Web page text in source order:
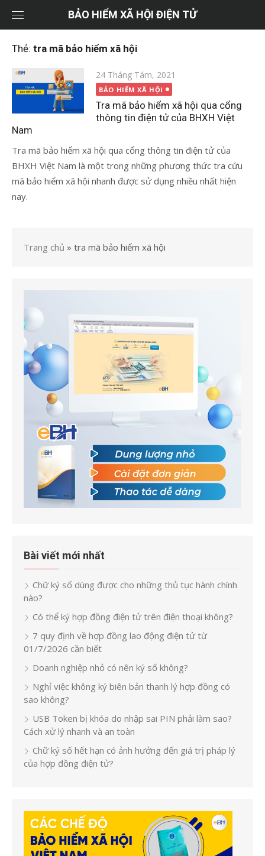
dung
BẢO HIỂM XÃ HỘI ĐIỆN TỬ
Thẻ: tra mã bảo hiểm xã hội
Đăng
vào
24 Tháng Tám, 2021
BẢO HIỂM XÃ HỘI
Tra mã bảo hiểm xã hội qua cổng
thông tin điện tử của BHXH Việt
Nam
Tra mã bảo hiểm xã hội qua cổng thông tin điện tử của
BHXH Việt Nam là một trong những phương thức tra cứu
mã bảo hiểm xã hội nhanh được sử dụng nhiều nhất hiện
nay.
Trang chủ » tra mã bảo hiểm xã hội
Bài viết mới nhất
Chữ ký số dùng được cho những thủ tục hành chính
nào?
Có thể ký hợp đồng điện tử trên điện thoại không?
7 quy định về hợp đồng lao động điện tử từ
01/7/2026 cần biết
Doanh nghiệp nhỏ có nên ký số không?
Nghỉ việc không ký biên bản thanh lý hợp đồng có
sao không?
USB Token bị khóa do nhập sai PIN phải làm sao?
Cách xử lý nhanh và an toàn
Chữ ký số hết hạn có ảnh hưởng đến giá trị pháp lý
của hợp đồng điện tử?